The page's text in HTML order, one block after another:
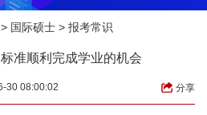
> 国际硕士 > 报考常识
准顺利完成学业的机会
30 08:00:02 分享